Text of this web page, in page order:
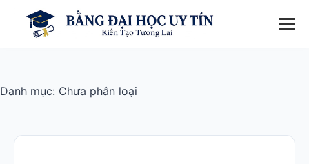
Danh mục: Chưa phân loại